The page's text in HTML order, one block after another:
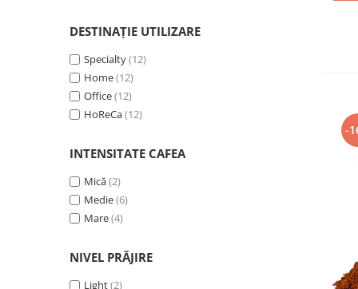
DESTINAȚIE UTILIZARE
Specialty(12)
Home(12)
Office(12)
HoReCa(12)
INTENSITATE CAFEA
Mică(2)
Medie(6)
Mare(4)
NIVEL PRĂJIRE
Light(2)
-